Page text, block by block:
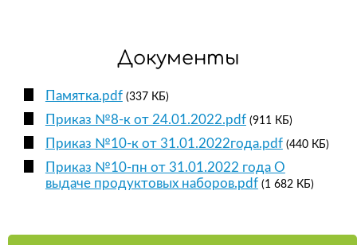
Документы
Памятка.pdf (337 КБ)
Приказ №8-к от 24.01.2022.pdf (911 КБ)
Приказ №10-к от 31.01.2022года.pdf (440 КБ)
Приказ №10-пн от 31.01.2022 года О
выдаче продуктовых наборов.pdf (1 682 КБ)